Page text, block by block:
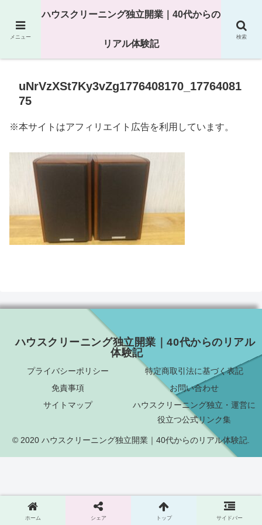
25年以上の現場経験をもとにハウスクリーニング独立の現実
uNrVzXSt7Ky3vZg1776408170_17764081
75
※本サイトはアフィリエイト広告を利用しています。
ハウスクリーニング独立開業｜40代からのリアル
体験記
プライバシーポリシー
特定商取引法に基づく表記
免責事項
お問い合わせ
サイトマップ
ハウスクリーニング独立・運営に
役立つ公式リンク集
© 2020 ハウスクリーニング独立開業｜40代からのリアル体験記.
メニュー
ハウスクリーニング独立開業｜40代からの
リアル体験記
検索
ホーム シェア トップ サイドバー